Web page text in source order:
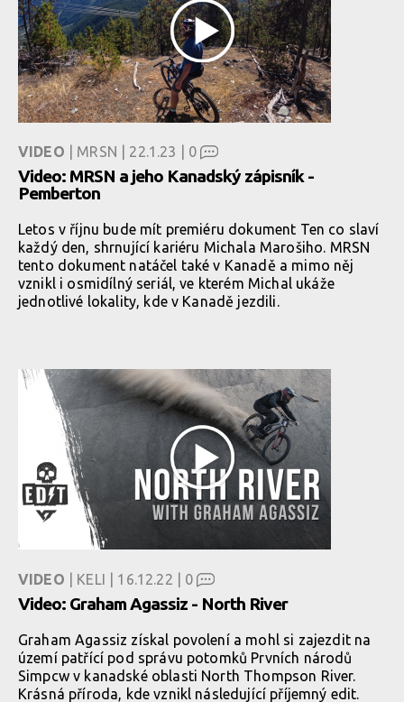
VIDEO | MRSN | 22.1.23 | 0
Video: MRSN a jeho Kanadský zápisník -
Pemberton
Letos v říjnu bude mít premiéru dokument Ten co slaví
každý den, shrnující kariéru Michala Marošiho. MRSN
tento dokument natáčel také v Kanadě a mimo něj
vznikl i osmidílný seriál, ve kterém Michal ukáže
jednotlivé lokality, kde v Kanadě jezdili.
VIDEO | KELI | 16.12.22 | 0
Video: Graham Agassiz - North River
Graham Agassiz získal povolení a mohl si zajezdit na
území patřící pod správu potomků Prvních národů
Simpcw v kanadské oblasti North Thompson River.
Krásná příroda, kde vznikl následující příjemný edit.